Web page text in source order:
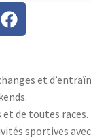
et
de toutes races.
sportives